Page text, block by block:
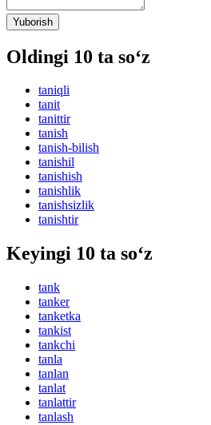
Yuborish
Oldingi 10 ta so‘z
taniqli
tanit
tanittir
tanish
tanish-bilish
tanishil
tanishish
tanishlik
tanishsizlik
tanishtir
Keyingi 10 ta so‘z
tank
tanker
tanketka
tankist
tankchi
tanla
tanlan
tanlat
tanlattir
tanlash